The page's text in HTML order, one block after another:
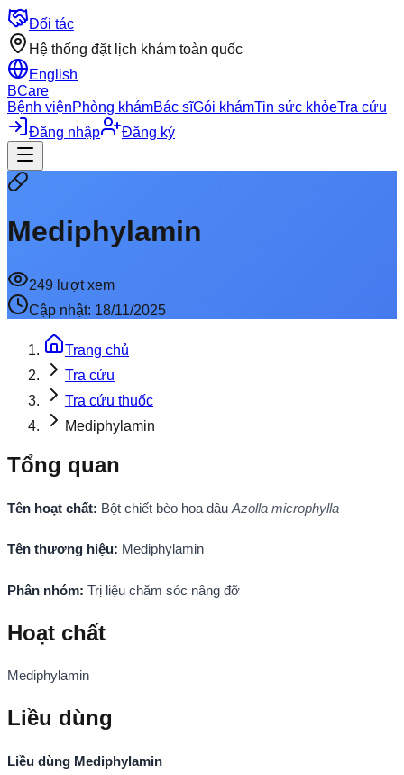
Đối tác
Hệ thống đặt lịch khám toàn quốc
English
BCare
Bệnh việnPhòng khámBác sĩGói khámTin sức khỏeTra cứu
Đăng nhập
Đăng ký
Mediphylamin
249 lượt xem
Cập nhật: 18/11/2025
Trang chủ
Tra cứu
Tra cứu thuốc
Mediphylamin
Tổng quan
Tên hoạt chất: Bột chiết bèo hoa dâu Azolla microphylla
Tên thương hiệu: Mediphylamin
Phân nhóm: Trị liệu chăm sóc nâng đỡ
Hoạt chất
Mediphylamin
Liều dùng
Liều dùng Mediphylamin